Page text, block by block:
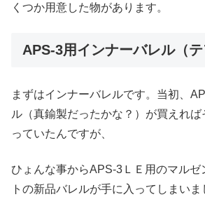
くつか用意した物があります。
APS-3用インナーバレル（テ
まずはインナーバレルです。当初、
ル（真鍮製だったかな？）が買えれ
っていたんですが、
ひょんな事からAPS-3ＬＥ用のマルゼ
トの新品バレルが手に入ってしまいま